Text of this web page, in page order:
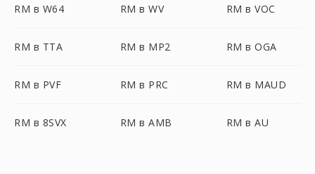
RM в W64 RM в WV RM в VOC
RM в TTA RM в MP2 RM в OGA
RM в PVF RM в PRC RM в MAUD
RM в 8SVX RM в AMB RM в AU